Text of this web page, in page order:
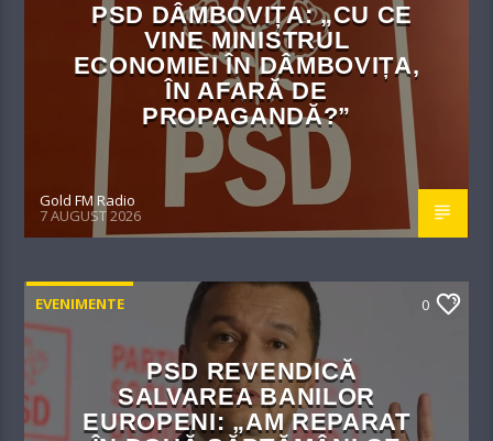
PSD DÂMBOVIȚA: „CU CE
VINE MINISTRUL
ECONOMIEI ÎN DÂMBOVIȚA,
ÎN AFARĂ DE
PROPAGANDĂ?”
Gold FM Radio
7 AUGUST 2026
EVENIMENTE 0
PSD REVENDICĂ
SALVAREA BANILOR
EUROPENI: „AM REPARAT